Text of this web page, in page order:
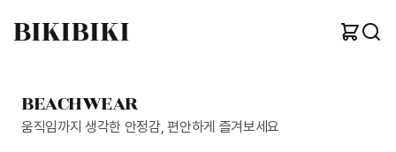
BEACHWEAR
움직임까지 생각한 안정감, 편안하게 즐겨보세요